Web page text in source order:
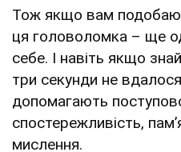
Тож якщо вам
ця головоломка – ще
себе. І навіть якщо
три секунди не
допомагають
спостережливість,
мислення.